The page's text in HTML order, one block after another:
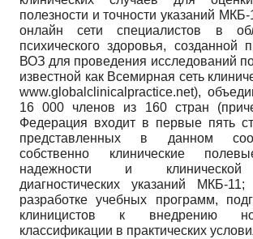
полезности и точности указаний МКБ-
онлайн сети специалистов в
психического здоровья, созданной
ВОЗ для проведения исследований
известной как Всемирная сеть
www.globalclinicalpractice.net),
16 000 членов из 160 стран
Федерация входит в первые пять
представленных в данном
собственно клинические
надежности и клинической
диагностических указаний МКБ-
разработке учебных программ,
клиницистов к внедрению
классификации в практических